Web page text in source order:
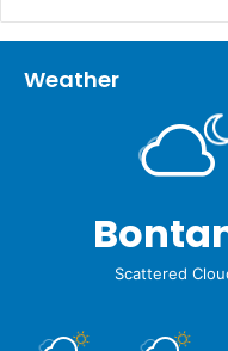
Weather
Scattered